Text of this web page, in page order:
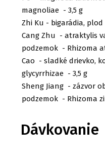
magnoliae - 3,5 g
Zhi Ku - bigarádia,
Cang Zhu - atraktylis
podzemok - Rhizoma
Cao - sladké drievko,
glycyrrhizae - 3,5 g
Sheng Jiang - zázvor
podzemok - Rhizoma
Dávkovanie